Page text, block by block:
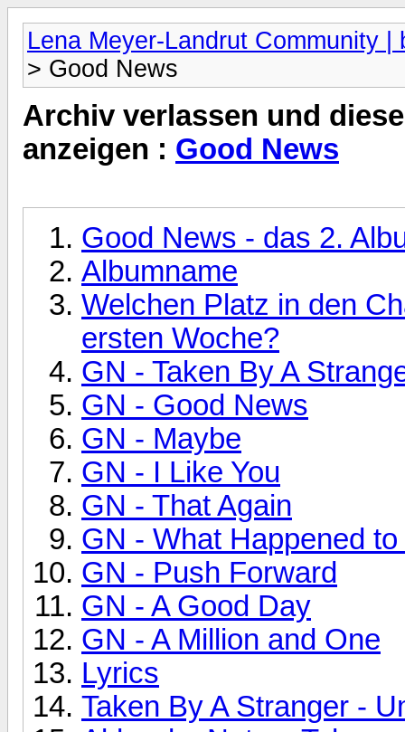
Lena Meyer-Landrut Community |
> Good News
Archiv verlassen und
anzeigen : Good News
Good News - das 2.
Albumname
Welchen Platz in den
ersten Woche?
GN - Taken By A
GN - Good News
GN - Maybe
GN - I Like You
GN - That Again
GN - What Happened to
GN - Push Forward
GN - A Good Day
GN - A Million and One
Lyrics
Taken By A Stranger -